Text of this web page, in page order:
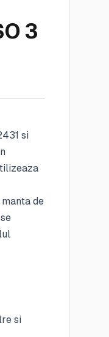
3
si
de
si